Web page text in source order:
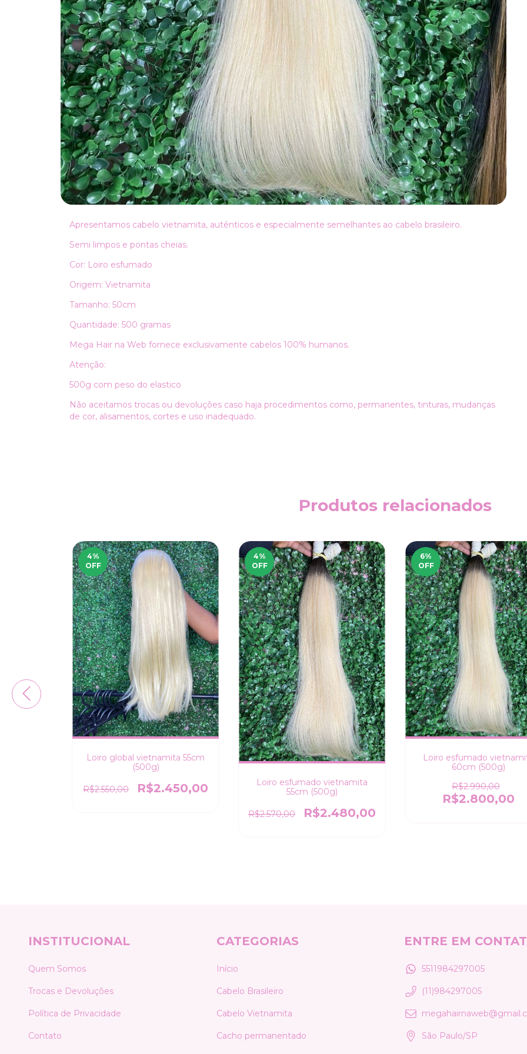
Apresentamos cabelo vietnamita, autênticos e especialmente semelhantes ao cabelo brasileiro.
Semi limpos e pontas cheias.
Cor: Loiro esfumado
Origem: Vietnamita
Tamanho: 50cm
Quantidade: 500 gramas
Mega Hair na Web fornece exclusivamente cabelos 100% humanos.
Atenção:
500g com peso do elastico
Não aceitamos trocas ou devoluções caso haja procedimentos como, permanentes, tinturas, mudanças
de cor, alisamentos, cortes e uso inadequado.
Produtos relacionados
4%
OFF
Loiro global vietnamita 55cm
(500g)
R$2.550,00 R$2.450,00
4%
OFF
Loiro esfumado vietnamita
55cm (500g)
R$2.570,00 R$2.480,00
6%
OFF
Loiro esfumado
60cm (500g)
R$2.990,00
R$2.800,00
INSTITUCIONAL
Quem Somos
Trocas e Devoluções
Política de Privacidade
Contato
CATEGORIAS
Início
Cabelo Brasileiro
Cabelo Vietnamita
Cacho permanentado
ENTRE EM
5511984297005
(11)984297005
São Paulo/SP